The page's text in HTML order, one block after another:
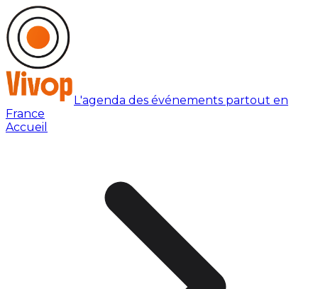
L'agenda des événements partout en
France
Accueil